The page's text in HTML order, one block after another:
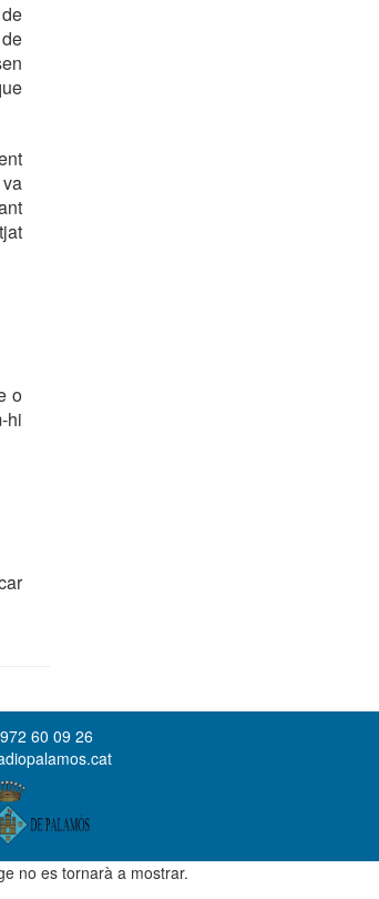
o
hi
60 09 26
no es tornarà a mostrar.